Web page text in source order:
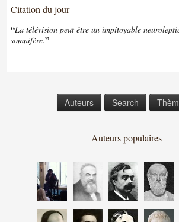
Citation du jour
“La télévision peut être un impitoyable
somnifère.”
Auteurs Search
Auteurs populaires